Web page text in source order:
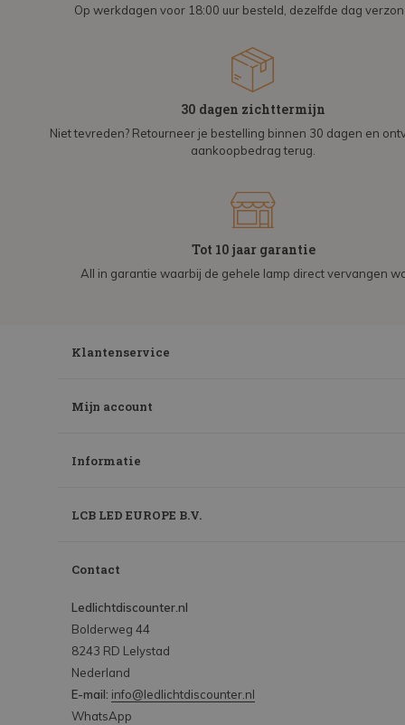
Op werkdagen voor 18:00 uur besteld, dezelfde dag
30 dagen zichttermijn
Niet tevreden? Retourneer je bestelling binnen 30 dagen en
aankoopbedrag terug.
Tot 10 jaar garantie
All in garantie waarbij de gehele lamp direct vervangen
Klantenservice
Mijn account
Informatie
LCB LED EUROPE B.V.
Contact
Ledlichtdiscounter.nl
Bolderweg 44
8243 RD Lelystad
Nederland
E-mail: info@ledlichtdiscounter.nl
WhatsApp